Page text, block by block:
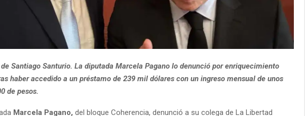
Santiago Santurio. La diputada Marcela Pagano lo denunció por enriquecimiento
haber accedido a un préstamo de 239 mil dólares con un ingreso mensual de unos
de pesos.
Marcela Pagano, del bloque Coherencia, denunció a su colega de La Libertad